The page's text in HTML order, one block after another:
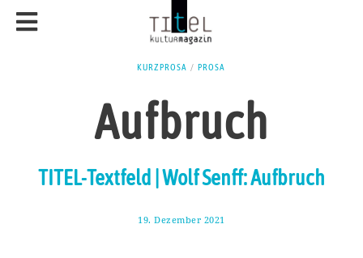
KURZPROSA / PROSA
Aufbruch
TITEL-Textfeld | Wolf Senff: Aufbruch
19. Dezember 2021